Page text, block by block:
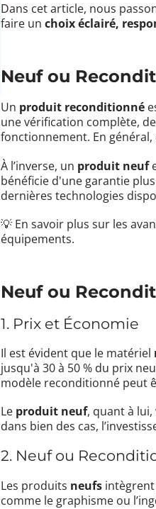
Dans cet article, nous
faire unchoix éclairé,
Neuf ou
Un produit reconditionné
une vérification complète,
fonctionnement. En
À l’inverse, un produit neuf
bénéficie d'une garantie
dernières technologies
💡 En savoir plus sur les
équipements.
Neuf ou
1. Prix et Économie
Il est évident que le matériel
jusqu'à 30 à 50 % du prix
modèle reconditionné peut
Le produit neuf, quant à
dans bien des cas,
2. Neuf ou
Les produits neufs
comme le graphisme ou